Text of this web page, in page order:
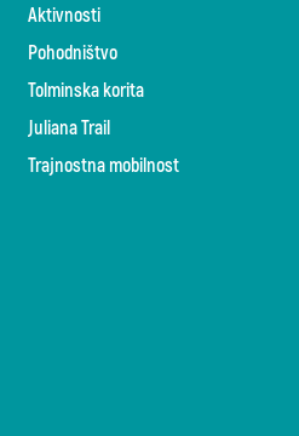
Aktivnosti
Pohodništvo
Tolminska korita
Juliana Trail
Trajnostna mobilnost